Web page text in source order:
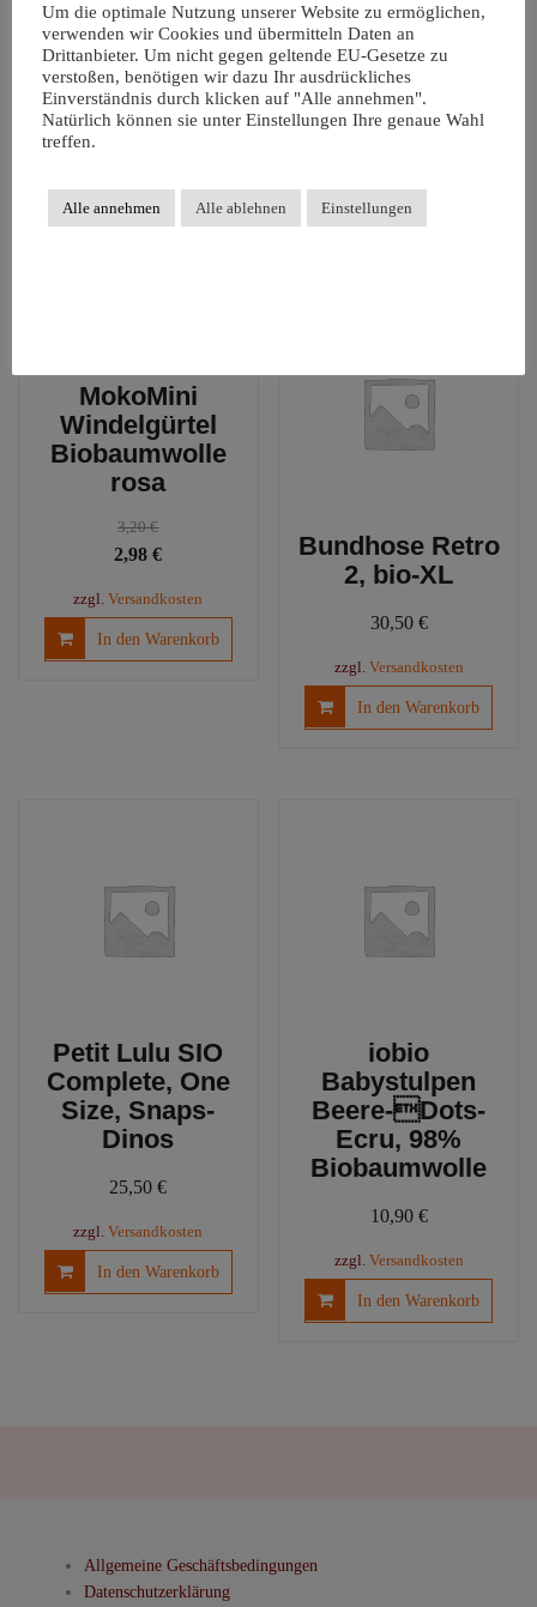
(Popolini)
Unterhemd für windelfreie Babys. Extra lang geschnitten. Mit
Komfortbund an der Hüfte um ein Verrutschen zu verhindern.
Pflegeanleitung
Waschbar bei 40 Grad.
MokoMini
Windelgürtel
Biobaumwolle
rosa
3,20€
Ursprünglicher
war:
3,20 €
2,98€Aktueller
ist:
2,98 €.
zzgl.Versandkosten
In den Warenkorb
Bundhose Retro
2, bio-XL
30,50 €
zzgl. Versandkosten
In den Warenkorb
Petit Lulu SIO
Complete, One
Size, Snaps-
Dinos
25,50€
zzgl.Versandkosten
In den Warenkorb
iobio
Babystulpen
Beere-Dots-
Ecru, 98%
Biobaumwolle
10,90 €
zzgl. Versandkosten
In den Warenkorb
Allgemeine Geschäftsbedingungen
Datenschutzerklärung
Um die optimale Nutzung unserer Website zu ermöglichen,
verwenden wir Cookies und übermitteln Daten an
Drittanbieter. Um nicht gegen geltende EU-Gesetze zu
verstoßen, benötigen wir dazu Ihr ausdrückliches
Einverständnis durch klicken auf "Alle annehmen".
Natürlich können sie unter Einstellungen Ihre genaue Wahl
treffen.
Alle annehmen Alle ablehnen Einstellungen